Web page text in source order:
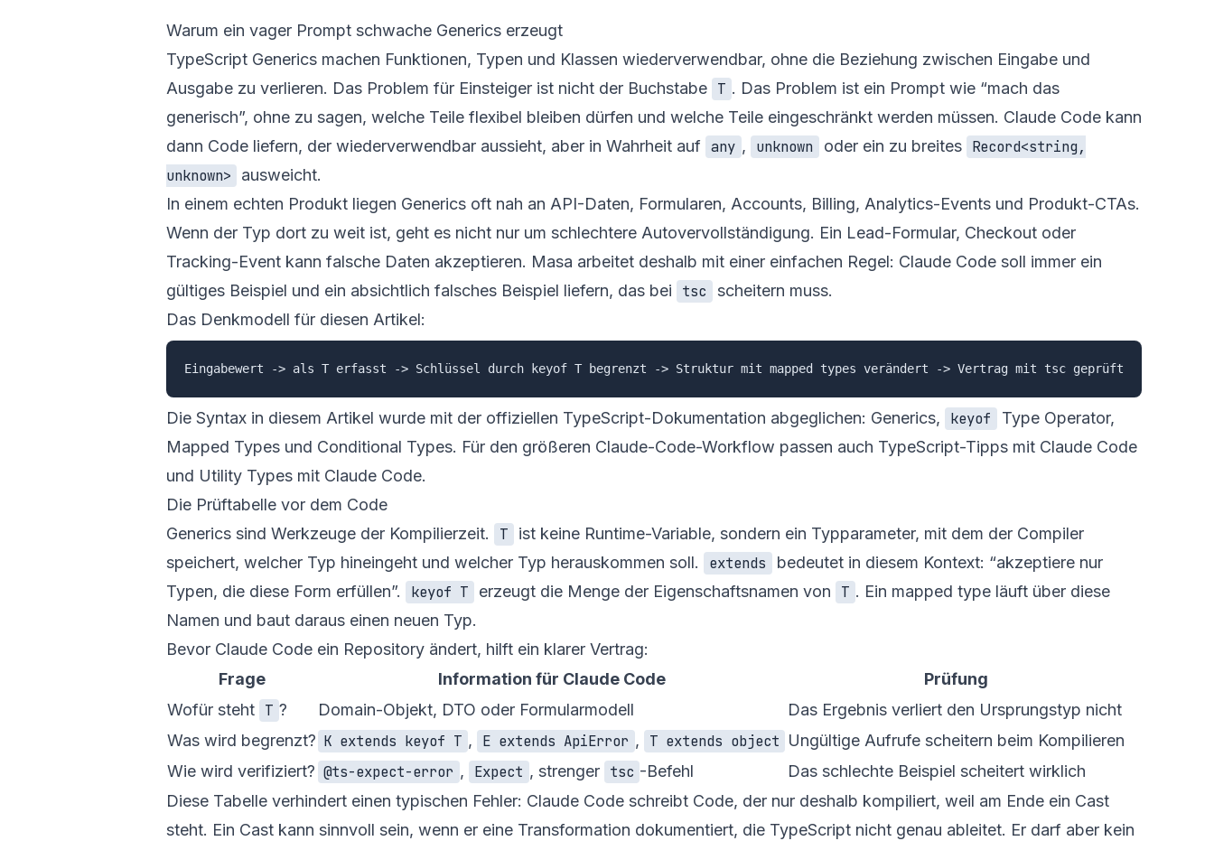
Warum ein vager Prompt schwache Generics erzeugt
TypeScript Generics machen Funktionen, Typen und Klassen wiederverwendbar, ohne die Beziehung zwischen Eingabe und
Ausgabe zu verlieren. Das Problem für Einsteiger ist nicht der Buchstabe T . Das Problem ist ein Prompt wie “mach das
generisch”, ohne zu sagen, welche Teile flexibel bleiben dürfen und welche Teile eingeschränkt werden müssen. Claude Code kann
dann Code liefern, der wiederverwendbar aussieht, aber in Wahrheit auf any , unknown oder ein zu breites Record<string,
unknown>
ausweicht.
In einem echten Produkt liegen Generics oft nah an API-Daten, Formularen, Accounts, Billing, Analytics-Events und Produkt-CTAs.
Wenn der Typ dort zu weit ist, geht es nicht nur um schlechtere Autovervollständigung. Ein Lead-Formular, Checkout oder
Tracking-Event kann falsche Daten akzeptieren. Masa arbeitet deshalb mit einer einfachen Regel: Claude Code soll immer ein
gültiges Beispiel und ein absichtlich falsches Beispiel liefern, das bei
tsc
scheitern muss.
Das Denkmodell für diesen Artikel:
Die Syntax in diesem Artikel wurde mit der offiziellen TypeScript-Dokumentation abgeglichen: Generics, keyof Type Operator,
Mapped Types und Conditional Types. Für den größeren Claude-Code-Workflow passen auch TypeScript-Tipps mit Claude Code
und Utility Types mit Claude Code.
Die Prüftabelle vor dem Code
Generics sind Werkzeuge der Kompilierzeit.
T
ist keine Runtime-Variable, sondern ein Typparameter, mit dem der Compiler
speichert, welcher Typ hineingeht und welcher Typ herauskommen soll.
extends
bedeutet in diesem Kontext: “akzeptiere nur
Typen, die diese Form erfüllen”.
keyof T erzeugt die Menge der Eigenschaftsnamen von T . Ein mapped type läuft über diese
Namen und baut daraus einen neuen Typ.
Bevor Claude Code ein Repository ändert, hilft ein klarer Vertrag:
Frage
Information für Claude Code
Prüfung
Wofür steht T ? Domain-Objekt, DTO oder Formularmodell
Das Ergebnis verliert den Ursprungstyp nicht
Was wird begrenzt? K extends keyof T , E extends ApiError , T extends object Ungültige Aufrufe scheitern beim Kompilieren
Wie wird verifiziert? @ts-expect-error , Expect , strenger tsc -Befehl
Das schlechte Beispiel scheitert wirklich
Diese Tabelle verhindert einen typischen Fehler: Claude Code schreibt Code, der nur deshalb kompiliert, weil am Ende ein Cast
steht. Ein Cast kann sinnvoll sein, wenn er eine Transformation dokumentiert, die TypeScript nicht genau ableitet. Er darf aber kein